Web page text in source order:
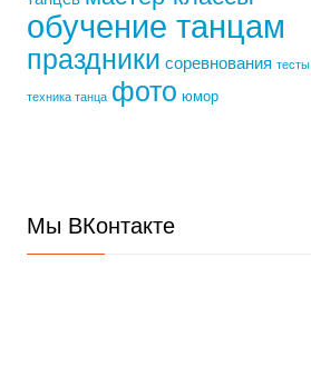
обучение танцам
праздники соревнования тесты
техника танца фото юмор
Мы ВКонтакте